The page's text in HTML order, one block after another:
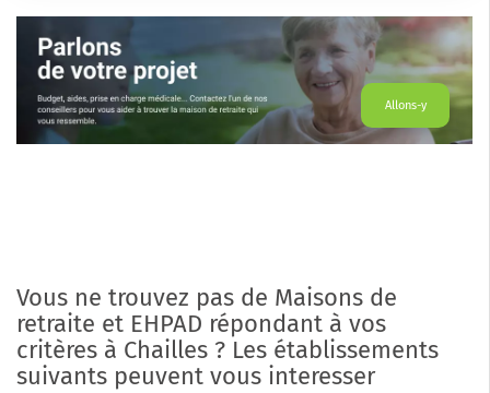
Allons-y
Vous ne trouvez pas de Maisons de
retraite et EHPAD répondant à vos
critères à Chailles ? Les établissements
suivants peuvent vous interesser